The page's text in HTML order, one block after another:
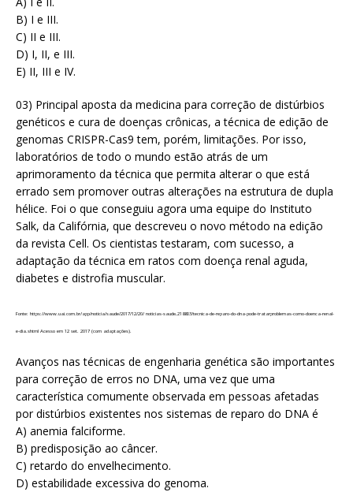
B) I e III.
C) II e III.
D) I, II, e III.
E) II, III e IV.
03) Principal aposta da medicina para correção de distúrbios
genéticos e cura de doenças crônicas, a técnica de edição de
genomas CRISPR-Cas9 tem, porém, limitações. Por isso,
laboratórios de todo o mundo estão atrás de um
aprimoramento da técnica que permita alterar o que está
errado sem promover outras alterações na estrutura de dupla
hélice. Foi o que conseguiu agora uma equipe do Instituto
Salk, da Califórnia, que descreveu o novo método na edição
da revista Cell. Os cientistas testaram, com sucesso, a
adaptação da técnica em ratos com doença renal aguda,
diabetes e distrofia muscular.
Fonte: https://www.uai.com.br/app/noticia/saude/2017/12/20/ noticias-saude,218803/tecnica-de-reparo-do-dna-pode-tratarproblemas-como-doenca-renal-
e-dia.shtml Acesso em 12 set. 2017 (com adaptações).
Avanços nas técnicas de engenharia genética são importantes
para correção de erros no DNA, uma vez que uma
característica comumente observada em pessoas afetadas
por distúrbios existentes nos sistemas de reparo do DNA é
A) anemia falciforme.
B) predisposição ao câncer.
C) retardo do envelhecimento.
D) estabilidade excessiva do genoma.